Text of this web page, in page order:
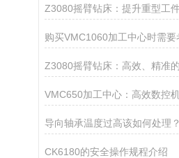
导向轴承温度过高该如何处理？
CK6180的安全操作规程介绍